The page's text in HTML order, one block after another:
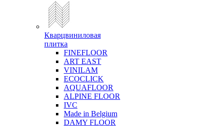
Кварцвиниловая
плитка
FINEFLOOR
ART EAST
VINILAM
ECOCLICK
AQUAFLOOR
ALPINE FLOOR
IVC
Made in Belgium
DAMY FLOOR